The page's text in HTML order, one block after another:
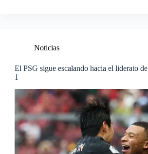
Noticias
El PSG sigue escalando hacia el liderato
1